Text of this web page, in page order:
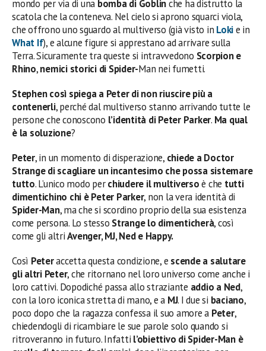
mondo per via di una bomba di Goblinche ha distrutto la
scatola che la conteneva. Nel cielo si aprono squarci viola,
che offrono uno sguardo al multiverso (già visto in Lokie in
What If), e alcune figure si apprestano ad arrivare sulla
Terra. Sicuramente tra queste si intravvedono Scorpion e
Rhino,nemici storici di Spider-Man nei fumetti.
Stephen così spiega a Peter di non riuscire più a
contenerli, perché dal multiverso stanno arrivando tutte le
persone che conoscono l’identità di Peter Parker. Ma qual
è la soluzione?
Peter, in un momento di disperazione, chiede a Doctor
Strange di scagliare un incantesimo che possa sistemare
tutto. L’unico modo perchiudere il multiversoè che tutti
dimentichino chi è Peter Parker, non la vera identità di
Spider-Man, ma che si scordino proprio della sua esistenza
come persona. Lo stesso Strange lo dimenticherà, così
come gli altriAvenger, MJ, Ned e Happy.
Così Peteraccetta questa condizione, e scende a salutare
gli altri Peter, che ritornano nel loro universo come anche i
loro cattivi. Dopodiché passa allo straziante addio a Ned,
con la loro iconica stretta di mano, e a MJ. I due si baciano,
poco dopo che la ragazza confessa il suo amore a Peter,
chiedendogli di ricambiare le sue parole solo quando si
ritroveranno in futuro. Infatti l’obiettivo di Spider-Man è